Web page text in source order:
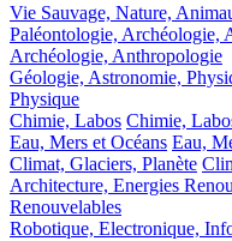
Vie Sauvage, Nature,
Paléontologie, Archéologie,
Archéologie, Anthropologie
Géologie, Astronomie,
Physique
Chimie, Labos Chimie,
Eau, Mers et Océans Eau,
Climat, Glaciers, Planète
Architecture, Energies
Renouvelables
Robotique, Electronique,